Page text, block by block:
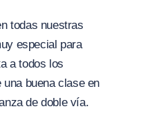
todas nuestras
especial para
a todos los
buena clase en
de doble vía.